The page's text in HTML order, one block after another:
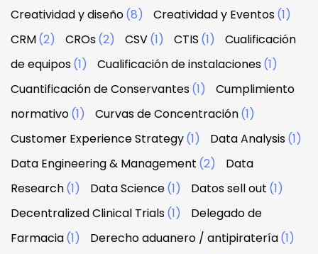
Creatividad y diseño(8) Creatividad y Eventos(1)
CRM(2) CROs(2) CSV(1) CTIS (1)
Cualificación
de equipos(1) Cualificación de instalaciones(1)
Cuantificación de Conservantes(1)
Cumplimiento
normativo(1) Curvas de Concentración(1)
Customer Experience Strategy(1) Data Analysis(1)
Data Engineering & Management (2)
Data
Research(1) Data Science(1) Datos sell out (1)
Decentralized Clinical Trials(1)
Delegado de
Farmacia(1) Derecho aduanero / antipiratería(1)